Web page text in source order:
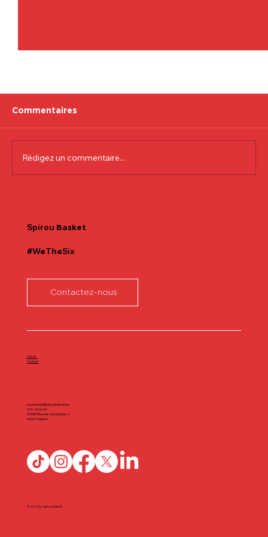
Commentaires
Rédigez un commentaire...
Spirou Basket
#WeTheSix
Contactez-nous
secretariat@spiroubasket.be
071/20.60.40
DÔME | Rue des olympiades 2,
6000 Charleroi
Home
Contact
© 2024 by Spirou Basket